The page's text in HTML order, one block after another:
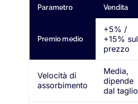
Parametro Vendita
Premio medio
+5% /
+15% sul
prezzo
Velocità di
assorbimento
Media,
dipende
dal taglio